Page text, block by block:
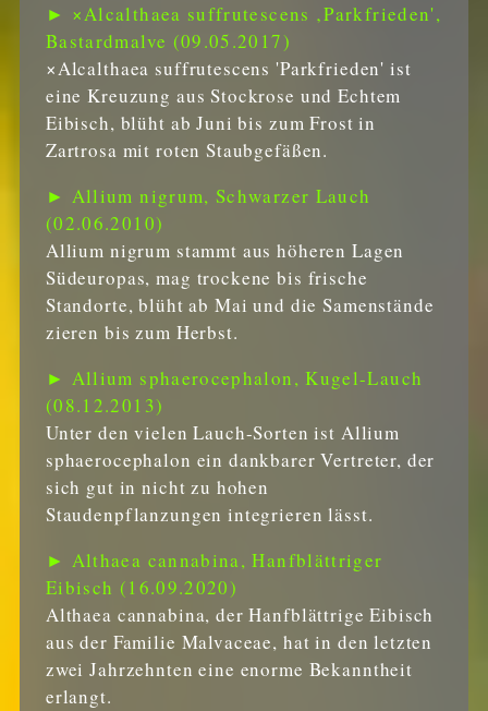
► ×Alcalthaea suffrutescens ‚Parkfrieden',
Bastardmalve (09.05.2017)
×Alcalthaea suffrutescens 'Parkfrieden' ist
eine Kreuzung aus Stockrose und Echtem
Eibisch, blüht ab Juni bis zum Frost in
Zartrosa mit roten Staubgefäßen.
► Allium nigrum, Schwarzer Lauch
(02.06.2010)
Allium nigrum stammt aus höheren Lagen
Südeuropas, mag trockene bis frische
Standorte, blüht ab Mai und die Samenstände
zieren bis zum Herbst.
► Allium sphaerocephalon, Kugel-Lauch
(08.12.2013)
Unter den vielen Lauch-Sorten ist Allium
sphaerocephalon ein dankbarer Vertreter, der
sich gut in nicht zu hohen
Staudenpflanzungen integrieren lässt.
► Althaea cannabina, Hanfblättriger
Eibisch (16.09.2020)
Althaea cannabina, der Hanfblättrige Eibisch
aus der Familie Malvaceae, hat in den letzten
zwei Jahrzehnten eine enorme Bekanntheit
erlangt.